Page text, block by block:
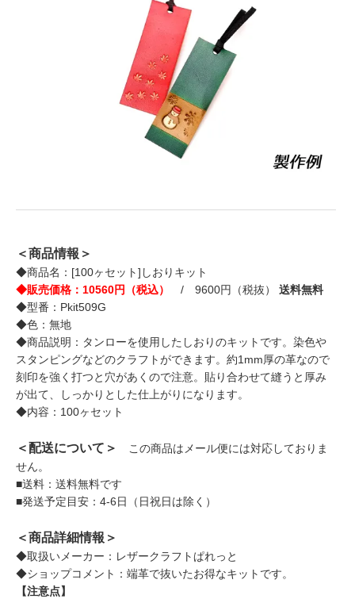
＜商品情報＞
◆商品名：[100ヶセット]しおりキット
◆販売価格：10560円（税込）
/ 9600円（税抜） 送料無料
◆型番：Pkit509G
◆色：無地
◆商品説明：タンローを使用したしおりのキットです。染色や
スタンピングなどのクラフトができます。約1mm厚の革なので
刻印を強く打つと穴があくので注意。貼り合わせて縫うと厚み
が出て、しっかりとした仕上がりになります。
◆内容：100ヶセット
＜配送について＞
この商品はメール便には対応しておりま
せん。
■送料：送料無料です
■発送予定目安：4-6日（日祝日は除く）
＜商品詳細情報＞
◆取扱いメーカー：レザークラフトぱれっと
◆ショップコメント：端革で抜いたお得なキットです。
【注意点】